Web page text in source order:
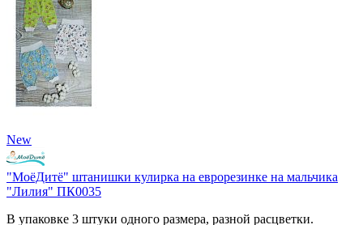
New
"МоёДитё" штанишки кулирка на еврорезинке на мальчика
"Лилия" ПК0035
В упаковке 3 штуки одного размера, разной расцветки.